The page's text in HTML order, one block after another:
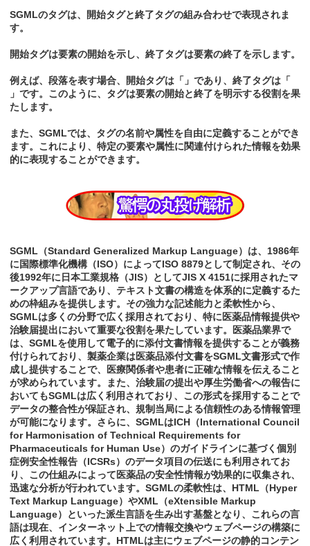
SGMLのタグは、開始タグと終了タグの組み合わせで表現されま
す。
開始タグは要素の開始を示し、終了タグは要素の終了を示します。
例えば、段落を表す場合、開始タグは「」であり、終了タグは「
」です。このように、タグは要素の開始と終了を明示する役割を果
たします。
また、SGMLでは、タグの名前や属性を自由に定義することができ
ます。これにより、特定の要素や属性に関連付けられた情報を効果
的に表現することができます。
SGML（Standard Generalized Markup Language）は、1986年
に国際標準化機構（ISO）によってISO 8879として制定され、その
後1992年に日本工業規格（JIS）としてJIS X 4151に採用されたマ
ークアップ言語であり、テキスト文書の構造を体系的に定義するた
めの枠組みを提供します。その強力な記述能力と柔軟性から、
SGMLは多くの分野で広く採用されており、特に医薬品情報提供や
治験届提出において重要な役割を果たしています。医薬品業界で
は、SGMLを使用して電子的に添付文書情報を提供することが義務
付けられており、製薬企業は医薬品添付文書をSGML文書形式で作
成し提供することで、医療関係者や患者に正確な情報を伝えること
が求められています。また、治験届の提出や厚生労働省への報告に
おいてもSGMLは広く利用されており、この形式を採用することで
データの整合性が保証され、規制当局による信頼性のある情報管理
が可能になります。さらに、SGMLはICH（International Council
for Harmonisation of Technical Requirements for
Pharmaceuticals for Human Use）のガイドラインに基づく個別
症例安全性報告（ICSRs）のデータ項目の伝送にも利用されてお
り、この仕組みによって医薬品の安全性情報が効果的に収集され、
迅速な分析が行われています。SGMLの柔軟性は、HTML（Hyper
Text Markup Language）やXML（eXtensible Markup
Language）といった派生言語を生み出す基盤となり、これらの言
語は現在、インターネット上での情報交換やウェブページの構築に
広く利用されています。HTMLは主にウェブページの静的コンテン